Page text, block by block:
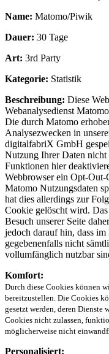
Name: Matomo/Piwik
Dauer: 30 Tage
Art: 3rd Party
Kategorie: Statistik
Beschreibung: Diese
Webanalysedienst
Die durch Matomo
Analysezwecken in
digitalfabriX GmbH
Nutzung Ihrer Daten nicht
Funktionen hier
Webbrowser ein Opt-Out-
Matomo Nutzungsdaten
hat dies allerdings zur
Cookie gelöscht wird.
Besuch unserer Seite
jedoch darauf hin, dass
gegebenenfalls nicht
vollumfänglich nutzbar
Komfort:
Durch diese Cookies können
bereitzustellen. Die Cookies
gesetzt werden, deren Dienste
Cookies nicht zulassen,
möglicherweise nicht
Personalisiert: